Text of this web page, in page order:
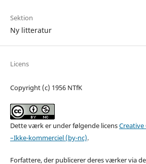
Sektion
Ny litteratur
Licens
Copyright (c) 1956 NTfK
Dette værk er under følgende licens
–Ikke-kommerciel (by-nc).
Forfattere, der publicerer deres værker via